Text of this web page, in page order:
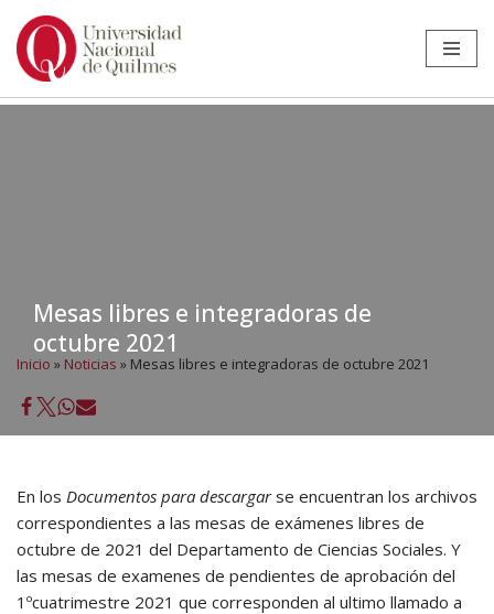
Ir
Mesas libres e integradoras de
octubre 2021
Inicio » Noticias » Mesas libres e integradoras de octubre 2021
En los Documentos para descargarse encuentran los archivos
correspondientes a las mesas de exámenes libres de
octubre de 2021 del Departamento de Ciencias Sociales. Y
las mesas de examenes de pendientes de aprobación del
1ºcuatrimestre 2021 que corresponden al ultimo llamado a